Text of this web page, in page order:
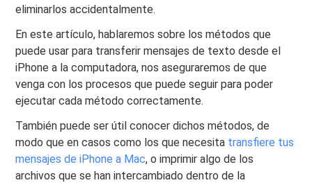
eliminarlos accidentalmente.
En este artículo, hablaremos sobre los métodos que
puede usar para transferir mensajes de texto desde el
iPhone a la computadora, nos aseguraremos de que
venga con los procesos que puede seguir para poder
ejecutar cada método correctamente.
También puede ser útil conocer dichos métodos, de
modo que en casos como los que necesita transfiere tus
mensajes de iPhone a Mac, o imprimir algo de los
archivos que se han intercambiado dentro de la